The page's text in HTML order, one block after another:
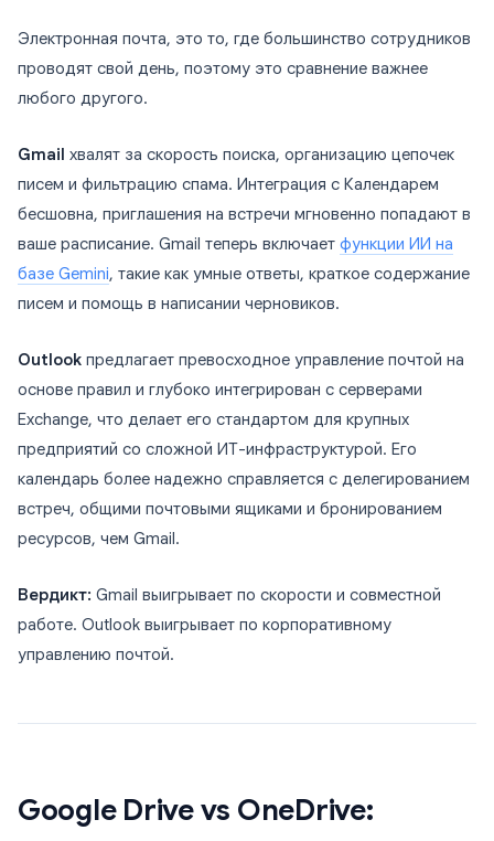
Электронная почта, это то, где большинство сотрудников
проводят свой день, поэтому это сравнение важнее
любого другого.
Gmail хвалят за скорость поиска, организацию цепочек
писем и фильтрацию спама. Интеграция с Календарем
бесшовна, приглашения на встречи мгновенно попадают в
ваше расписание. Gmail теперь включает функции ИИ на
базе Gemini, такие как умные ответы, краткое содержание
писем и помощь в написании черновиков.
Outlook предлагает превосходное управление почтой на
основе правил и глубоко интегрирован с серверами
Exchange, что делает его стандартом для крупных
предприятий со сложной ИТ-инфраструктурой. Его
календарь более надежно справляется с делегированием
встреч, общими почтовыми ящиками и бронированием
ресурсов, чем Gmail.
Вердикт: Gmail выигрывает по скорости и совместной
работе. Outlook выигрывает по корпоративному
управлению почтой.
Google Drive vs OneDrive: